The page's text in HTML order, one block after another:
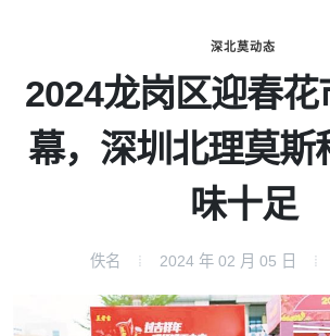
深北莫动态
2024龙岗区迎春花
幕，深圳北理莫斯
味十足
佚名 2024 年 02 月 05 日